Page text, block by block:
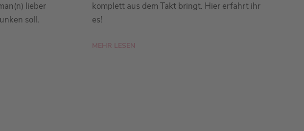
lieber
soll.
komplett aus dem Takt bringt. Hier erfahrt ihr
es!
MEHR LESEN